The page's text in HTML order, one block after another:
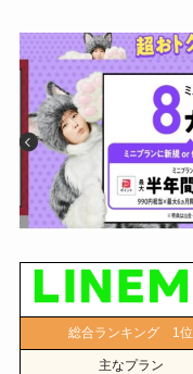
総合ランキング 1位
主なプラン